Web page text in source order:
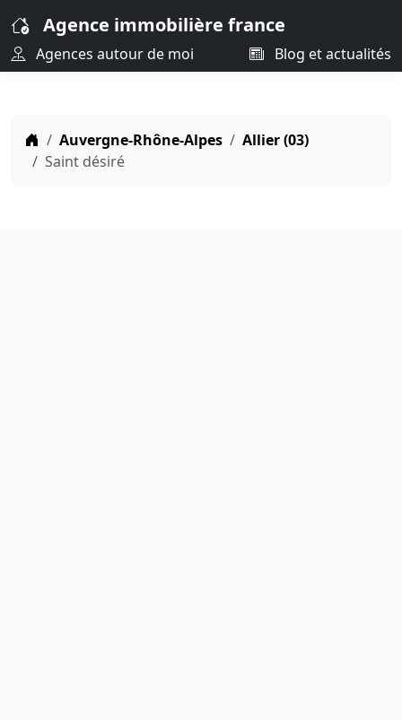
Agence immobilière france
Agences autour de moi Blog et actualités
Auvergne-Rhône-Alpes
Allier (03)
Saint désiré